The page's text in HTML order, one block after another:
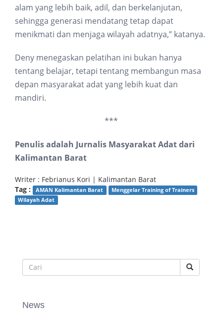
alam yang lebih baik, adil, dan berkelanjutan,
sehingga generasi mendatang tetap dapat
menikmati dan menjaga wilayah adatnya,” katanya.
Deny menegaskan pelatihan ini bukan hanya
tentang belajar, tetapi tentang membangun masa
depan masyarakat adat yang lebih kuat dan
mandiri.
***
Penulis adalah Jurnalis Masyarakat Adat dari
Kalimantan Barat
Writer : Febrianus Kori | Kalimantan Barat
Tag :
AMAN Kalimantan Barat
Menggelar Training of Trainers
Wilayah Adat
News